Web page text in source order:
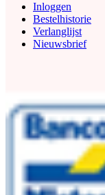
Inloggen
Bestelhistorie
Verlanglijst
Nieuwsbrief